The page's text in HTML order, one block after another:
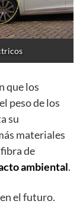
que los
peso de los
su
materiales
de
ambiental.
el futuro.